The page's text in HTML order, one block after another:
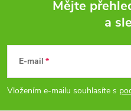
p
Mějte
a
E-mail
Vložením e-mailu souhlasíte s